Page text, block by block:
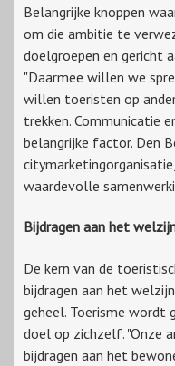
Belangrijke knoppen
om die ambitie te
doelgroepen en gericht
"Daarmee willen we
willen toeristen op
trekken. Communicatie
belangrijke factor. Den
waardevolle
Bijdragen aan het
De kern van de
bijdragen aan het
geheel. Toerisme wordt
doel op zichzelf. "Onze
bijdragen aan het